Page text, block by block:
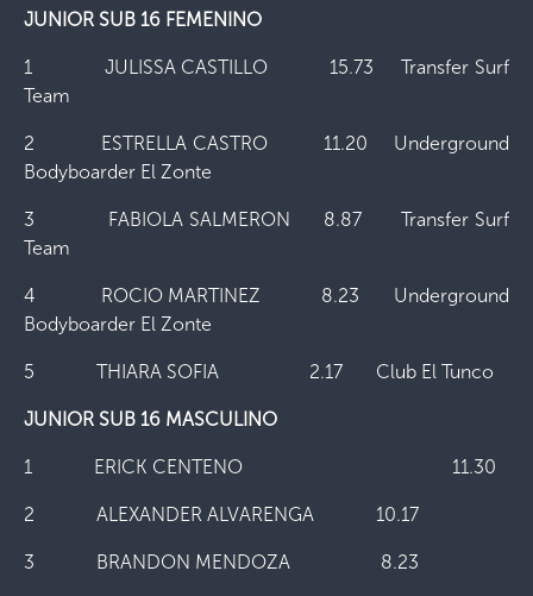
JUNIOR SUB 16 FEMENINO
1 JULISSA CASTILLO 15.73 Transfer Surf
Team
2 ESTRELLA CASTRO 11.20 Underground
Bodyboarder El Zonte
3 FABIOLA SALMERON 8.87 Transfer Surf
Team
4 ROCIO MARTINEZ 8.23 Underground
Bodyboarder El Zonte
5 THIARA SOFIA 2.17 Club El Tunco
JUNIOR SUB 16 MASCULINO
1 ERICK CENTENO 11.30
2 ALEXANDER ALVARENGA 10.17
3 BRANDON MENDOZA 8.23